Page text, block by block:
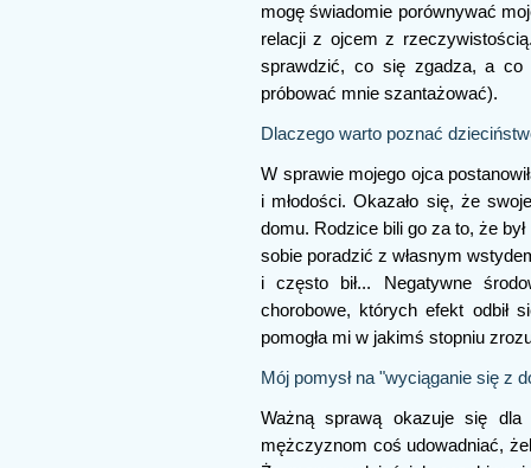
mogę świadomie porównywać
relacji z ojcem z
sprawdzić, co się zgadza, a
próbować mnie szantażować).
Dlaczego warto poznać
W sprawie mojego ojca
i młodości. Okazało się, że
domu. Rodzice bili go za to, że
sobie poradzić z własnym
i często bił... Negatywne
chorobowe, których efekt odbił
pomogła mi w jakimś stopniu
Mój pomysł na "wyciąganie się z
Ważną sprawą okazuje się
mężczyznom coś udowadniać,